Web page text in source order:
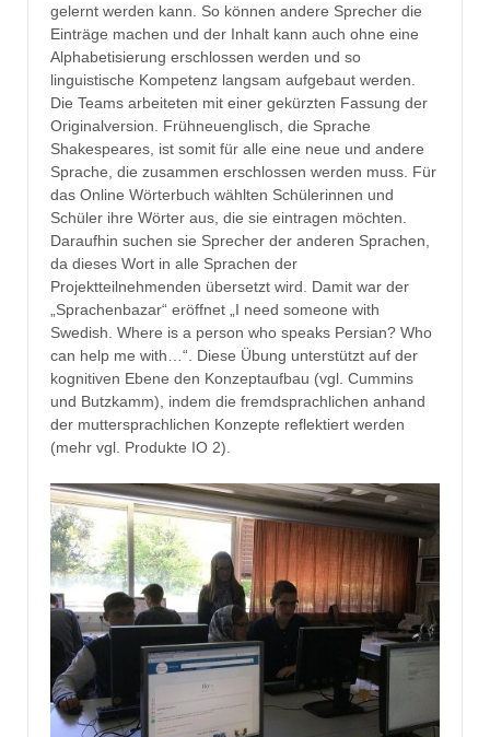
gelernt werden kann. So können andere Sprecher die
Einträge machen und der Inhalt kann auch ohne eine
Alphabetisierung erschlossen werden und so
linguistische Kompetenz langsam aufgebaut werden.
Die Teams arbeiteten mit einer gekürzten Fassung der
Originalversion. Frühneuenglisch, die Sprache
Shakespeares, ist somit für alle eine neue und andere
Sprache, die zusammen erschlossen werden muss. Für
das Online Wörterbuch wählten Schülerinnen und
Schüler ihre Wörter aus, die sie eintragen möchten.
Daraufhin suchen sie Sprecher der anderen Sprachen,
da dieses Wort in alle Sprachen der
Projektteilnehmenden übersetzt wird. Damit war der
„Sprachenbazar“ eröffnet „I need someone with
Swedish. Where is a person who speaks Persian? Who
can help me with…“. Diese Übung unterstützt auf der
kognitiven Ebene den Konzeptaufbau (vgl. Cummins
und Butzkamm), indem die fremdsprachlichen anhand
der muttersprachlichen Konzepte reflektiert werden
(mehr vgl. Produkte IO 2).